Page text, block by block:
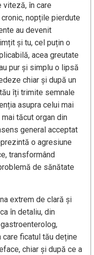
viteză, în care
nopțile pierdute
au devenit
și tu, cel puțin o
acea greutate
pur și simplu o lipsă
chiar și după un
îți trimite semnale
asupra celui mai
tăcut organ din
general acceptat
o agresiune
transformând
de sănătate
extrem de clară și
în detaliu, din
ficatul tău deține
chiar și după ce a